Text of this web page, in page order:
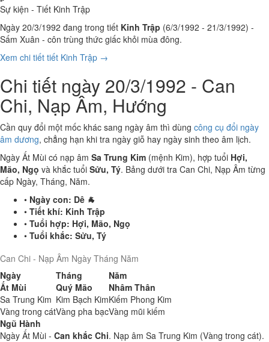
Sự kiện - Tiết Kinh Trập
Ngày 20/3/1992 đang trong tiết Kinh Trập (6/3/1992 - 21/3/1992) -
Sấm Xuân - côn trùng thức giấc khỏi mùa đông.
Xem chi tiết tiết Kinh Trập →
Chi tiết ngày 20/3/1992 - Can
Chi, Nạp Âm, Hướng
Cần quy đổi một mốc khác sang ngày âm thì dùng công cụ đổi ngày
âm dương, chẳng hạn khi tra ngày giỗ hay ngày sinh theo âm lịch.
Ngày Ất Mùi có nạp âm Sa Trung Kim (mệnh Kim), hợp tuổi Hợi,
Mão, Ngọ và khắc tuổi Sửu, Tý. Bảng dưới tra Can Chi, Nạp Âm từng
cấp Ngày, Tháng, Năm.
• Ngày con: Dê 🐐
• Tiết khí: Kinh Trập
• Tuổi hợp: Hợi, Mão, Ngọ
• Tuổi khắc: Sửu, Tý
Can Chi - Nạp Âm Ngày Tháng Năm
Ngày
Tháng
Năm
Ất Mùi
Quý Mão
Nhâm Thân
Sa Trung Kim Kim Bạch KimKiếm Phong Kim
Vàng trong cátVàng pha bạcVàng mũi kiếm
Ngũ Hành
Ngày Ất Mùi - Can khắc Chi. Nạp âm Sa Trung Kim (Vàng trong cát).